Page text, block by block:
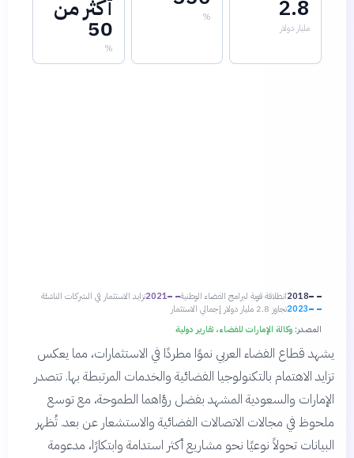
2.8
مليار دولار
% أكثر من
50
%
2018انطلاقة قوية لبرامج الفضاء الوطنية 2021تزايد الاستثمار في الشركات الناشئة
2023تجاوز 2.8 مليار دولار إجمالي الاستثمار
المصدر: وكالة الإمارات للفضاء، تقارير دولية
يشهد قطاع الفضاء العربي نموًا مطردًا في الاستثمارات، مما يعكس
تزايد الاهتمام بالتكنولوجيا الفضائية والخدمات المرتبطة بها. تتصدر
الإمارات والسعودية المشهد بفضل رؤاهما الطموحة، مع توسع
ملحوظ في مجالات الاتصالات الفضائية والاستشعار عن بعد. تُظهر
البيانات تحولاً نوعيًا نحو مشاريع أكثر استدامة وابتكارًا، مدعومة